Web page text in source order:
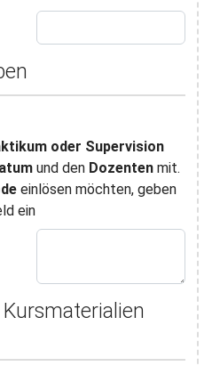
oder Supervision
und den Dozentenmit.
einlösen möchten, geben
ein